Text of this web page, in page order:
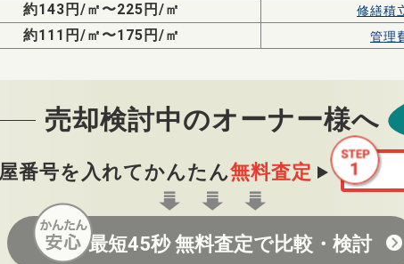
約143円/㎡〜225円/㎡ 修繕積
約111円/㎡〜175円/㎡ 管理
売却検討中のオーナー様へ
番号を入れてかんたん無料査定
最短45秒 無料査定で比較・検討